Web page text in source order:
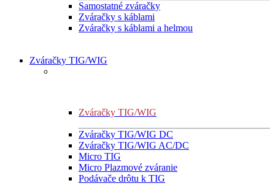
Samostatné zváračky
Zváračky s káblami
Zváračky s káblami a helmou
Zváračky TIG/WIG
Zváračky TIG/WIG
Zváračky TIG/WIG DC
Zváračky TIG/WIG AC/DC
Micro TIG
Micro Plazmové zváranie
Podávače drôtu k TIG